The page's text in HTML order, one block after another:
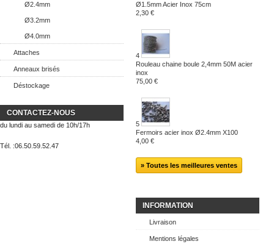
Ø2.4mm
Ø3.2mm
Ø4.0mm
Attaches
Anneaux brisés
Déstockage
CONTACTEZ-NOUS
du lundi au samedi de 10h/17h
Tél. :06.50.59.52.47
Ø1.5mm Acier Inox 75cm
2,30 €
4
Rouleau chaine boule 2,4mm 50M acier
inox
75,00 €
5
Fermoirs acier inox Ø2.4mm X100
4,00 €
» Toutes les meilleures ventes
INFORMATION
Livraison
Mentions légales